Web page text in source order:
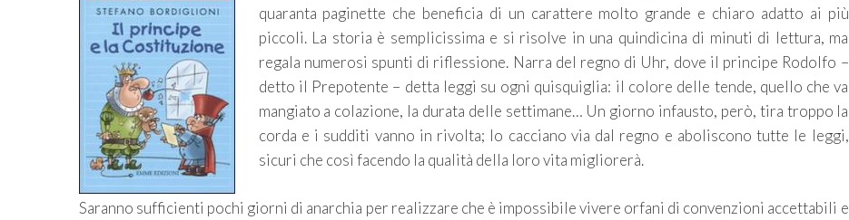
quaranta paginette che beneficia di un carattere molto grande e chiaro adatto ai più
piccoli. La storia è semplicissima e si risolve in una quindicina di minuti di lettura, ma
regala numerosi spunti di riflessione. Narra del regno di Uhr, dove il principe Rodolfo –
detto il Prepotente – detta leggi su ogni quisquiglia: il colore delle tende, quello che va
mangiato a colazione, la durata delle settimane… Un giorno infausto, però, tira troppo la
corda e i sudditi vanno in rivolta; lo cacciano via dal regno e aboliscono tutte le leggi,
sicuri che così facendo la qualità della loro vita migliorerà.
Saranno sufficienti pochi giorni di anarchia per realizzare che è impossibile vivere orfani di convenzioni accettabili e